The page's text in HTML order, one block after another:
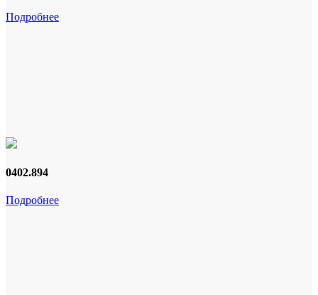
Подробнее
0402.894
Подробнее